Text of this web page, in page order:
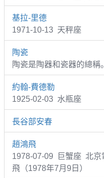
基拉-里德
1971-10-13 天秤座
陶瓷
陶瓷是陶器和瓷器的總稱。
約翰-費德勒
1925-02-03 水瓶座
長谷部安春
趙鴻飛
1978-07-09 巨蟹座 北京
飛（1978年7月9日）